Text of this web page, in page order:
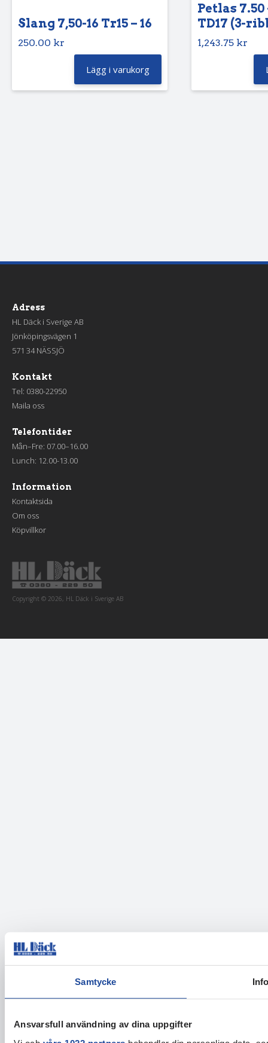
Samtycke
Ansvarsfull användning av dina uppgifter
Slang 7,50-16 Tr15 – 16
250.00 kr
Lägg i varukorg
Petlas 7.50
TD17 (3-
1,243.75 kr
Adress
HL Däck i Sverige AB
Jönköpingsvägen 1
571 34 NÄSSJÖ
Kontakt
Tel: 0380-22950
Maila oss
Telefontider
Mån–Fre: 07.00–16.00
Lunch: 12.00-13.00
Information
Kontaktsida
Om oss
Köpvillkor
Copyright © 2026, HL Däck i Sverige AB